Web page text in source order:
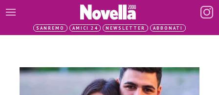
SANREMO AMICI 24 NEWSLETTER ABBONATI